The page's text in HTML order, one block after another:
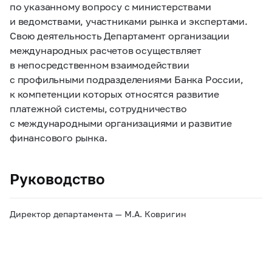
по указанному вопросу с министерствами
и ведомствами, участниками рынка и экспертами.
Свою деятельность Департамент организации
международных расчетов осуществляет
в непосредственном взаимодействии
с профильными подразделениями Банка России,
к компетенции которых относятся развитие
платежной системы, сотрудничество
с международными организациями и развитие
финансового рынка.
Руководство
Директор департамента — М.А. Ковригин